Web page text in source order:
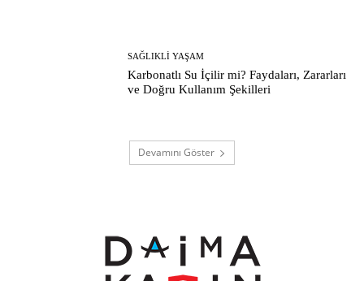
SAĞLIKLI YAŞAM
Karbonatlı Su İçilir mi? Faydaları, Zararları
ve Doğru Kullanım Şekilleri
Devamını Göster